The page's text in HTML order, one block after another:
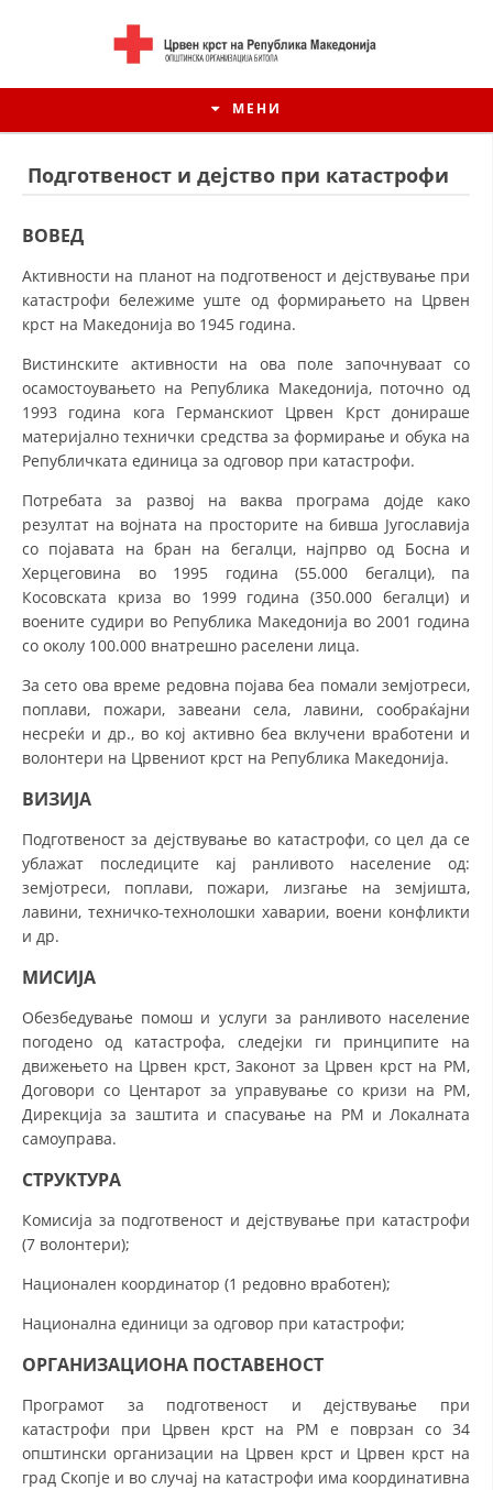
МЕНИ
ИСТОРИЈАТ НА ЦКРМ
ИСТОРИЈАТ НА ДВИЖЕЊЕТО
СТРУКТУРА НА ОРГАНИЗАЦИЈАТА
КОНТАКТ ИНФОРМАЦИИ
ЧЛЕНСТВО ВО ПРОФЕСИОНАЛНИ ТЕЛА
СТАТУТ НА ЦКРМ
ОРГАНИЗАЦИЈА И РАЗВОЈ
РАКОВОДЕН ОДБОР
ДИСЕМИНАЦИЈА
ПРОМОЦИЈА НА ХУМАНИ ВРЕДНОСТИ
КАКО ДА ДОНИРАТЕ
ОДНОСИ СО ЈАВНОСТ
ИСТРАЖУВАЊЕ НА ЈАВНО МИСЛЕЊЕ
Подготвеност и дејство при катастрофи
ВОВЕД
Активности на планот на подготвеност и дејствување при
катастрофи бележиме уште од формирањето на Црвен
крст на Македонија во 1945 година.
Вистинските активности на ова поле започнуваат со
осамостоувањето на Република Македонија, поточно од
1993 година кога Германскиот Црвен Крст донираше
материјално технички средства за формирање и обука на
Републичката единица за одговор при катастрофи.
Потребата за развој на ваква програма дојде како
резултат на војната на просторите на бивша Југославија
со појавата на бран на бегалци, најпрво од Босна и
Херцеговина во 1995 година (55.000 бегалци), па
Косовската криза во 1999 година (350.000 бегалци) и
воените судири во Република Македонија во 2001 година
со околу 100.000 внатрешно раселени лица.
За сето ова време редовна појава беа помали земјотреси,
поплави, пожари, завеани села, лавини, сообраќајни
несреќи и др., во кој активно беа вклучени вработени и
волонтери на Црвениот крст на Република Македонија.
ВИЗИЈА
Подготвеност за дејствување во катастрофи, со цел да се
ублажат последиците кај ранливото население од:
земјотреси, поплави, пожари, лизгање на земјишта,
лавини, техничко-технолошки хаварии, воени конфликти
и др.
МИСИЈА
Обезбедување помош и услуги за ранливото население
погодено од катастрофа, следејки ги принципите на
движењето на Црвен крст, Законот за Црвен крст на РМ,
Договори со Центарот за управување со кризи на РМ,
Дирекција за заштита и спасување на РМ и Локалната
самоуправа.
СТРУКТУРА
Комисија за подготвеност и дејствување при катастрофи
(7 волонтери);
Национален координатор (1 редовно вработен);
Национална единици за одговор при катастрофи;
ОРГАНИЗАЦИОНА ПОСТАВЕНОСТ
Програмот за подготвеност и дејствување при
катастрофи при Црвен крст на РМ е поврзан со 34
општински организации на Црвен крст и Црвен крст на
град Скопје и во случај на катастрофи има координативна